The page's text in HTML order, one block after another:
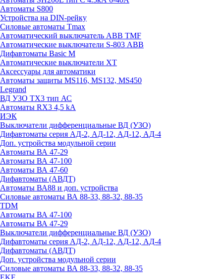
Автоматы S800
Устройства на DIN-рейку
Силовые автоматы Tmax
Автоматический выключатель ABB TMF
Автоматические выключатели S-803 АВВ
Дифавтоматы Basic M
Автоматические выключатели XT
Аксессуары для автоматики
Автоматы защиты MS116, MS132, MS450
Legrand
ВД УЗО TX3 тип АС
Автоматы RX3 4,5 kA
ИЭК
Выключатели дифференциальные ВД (УЗО)
Дифавтоматы серия АД-2, АД-12, АД-12, АД-4
Доп. устройства модульной серии
Автоматы ВА 47-29
Автоматы ВА 47-100
Автоматы ВА 47-60
Дифавтоматы (АВДТ)
Автоматы ВА88 и доп. устройства
Силовые автоматы ВА 88-33, 88-32, 88-35
TDM
Автоматы ВА 47-100
Автоматы ВА 47-29
Выключатели дифференциальные ВД (УЗО)
Дифавтоматы серия АД-2, АД-12, АД-12, АД-4
Дифавтоматы (АВДТ)
Доп. устройства модульной серии
Силовые автоматы ВА 88-33, 88-32, 88-35
EKF